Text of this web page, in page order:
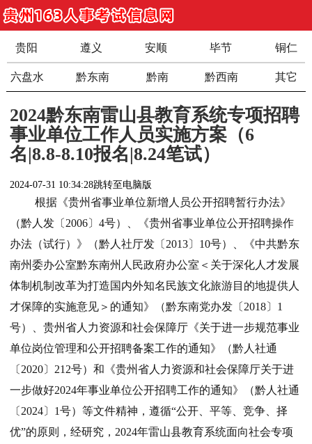
贵阳 遵义 安顺 毕节 铜仁
六盘水 黔东南 黔南 黔西南 其它
2024黔东南雷山县教育系统专项招聘
事业单位工作人员实施方案（6
名|8.8-8.10报名|8.24笔试）
2024-07-31 10:34:28跳转至电脑版
根据《贵州省事业单位新增人员公开招聘暂行办法》
（黔人发〔2006〕4号）、《贵州省事业单位公开招聘操作
办法（试行）》（黔人社厅发〔2013〕10号）、《中共黔东
南州委办公室黔东南州人民政府办公室＜关于深化人才发展
体制机制改革为打造国内外知名民族文化旅游目的地提供人
才保障的实施意见＞的通知》（黔东南党办发〔2018〕1
号）、贵州省人力资源和社会保障厅《关于进一步规范事业
单位岗位管理和公开招聘备案工作的通知》（黔人社通
〔2020〕212号）和《贵州省人力资源和社会保障厅关于进
一步做好2024年事业单位公开招聘工作的通知》（黔人社通
〔2024〕1号）等文件精神，遵循“公开、平等、竞争、择
优”的原则，经研究，2024年雷山县教育系统面向社会专项